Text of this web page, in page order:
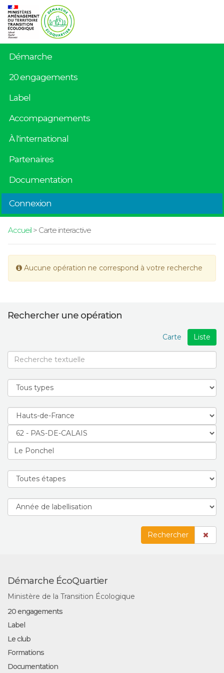
Démarche
20 engagements
Label
Accompagnements
À l'international
Partenaires
Documentation
Connexion
Accueil> Carte interactive
Aucune opération ne correspond à votre recherche
Rechercher une opération
Liste
Carte
Rechercher
Démarche ÉcoQuartier
Ministère de la Transition Écologique
20 engagements
Label
Le club
Formations
Documentation